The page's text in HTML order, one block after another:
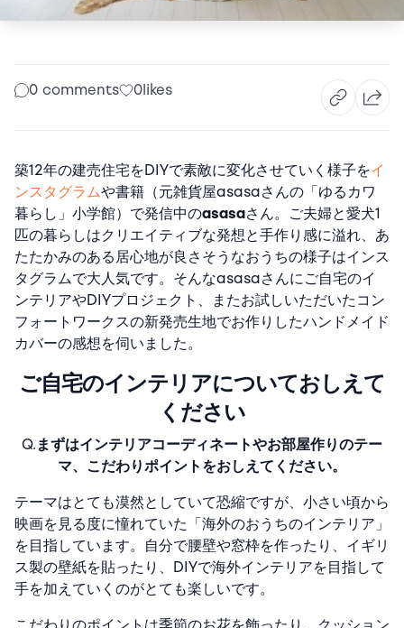
0 comments 0likes
築12年の建売住宅をDIYで素敵に変化させていく様子をイ
ンスタグラムや書籍（元雑貨屋asasaさんの「ゆるカワ
暮らし」小学館）で発信中のasasaさん。ご夫婦と愛犬1
匹の暮らしはクリエイティブな発想と手作り感に溢れ、あ
たたかみのある居心地が良さそうなおうちの様子はインス
タグラムで大人気です。そんなasasaさんにご自宅のイ
ンテリアやDIYプロジェクト、またお試しいただいたコン
フォートワークスの新発売生地でお作りしたハンドメイド
カバーの感想を伺いました。
ご自宅のインテリアについておしえて
ください
Q. まずはインテリアコーディネートやお部屋作りのテー
マ、こだわりポイントをおしえてください。
テーマはとても漠然としていて恐縮ですが、小さい頃から
映画を見る度に憧れていた「海外のおうちのインテリア」
を目指しています。自分で腰壁や窓枠を作ったり、イギリ
ス製の壁紙を貼ったり、DIYで海外インテリアを目指して
手を加えていくのがとても楽しいです。